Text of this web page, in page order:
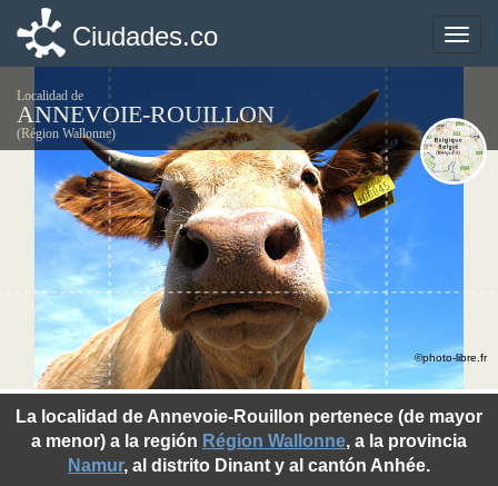
Toggle
Ciudades.co
Localidad de
ANNEVOIE-ROUILLON
(Région Wallonne)
La localidad de Annevoie-Rouillon pertenece (de mayor
a menor) a la región Région Wallonne, a la provincia
Namur, al distrito Dinant y al cantón Anhée.
©photo-libre.fr
Toggle
Ciudades.co